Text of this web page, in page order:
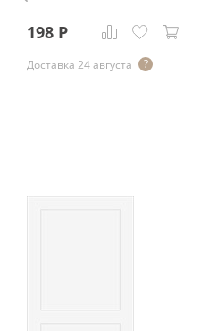
198 Р
Доставка 24 августа